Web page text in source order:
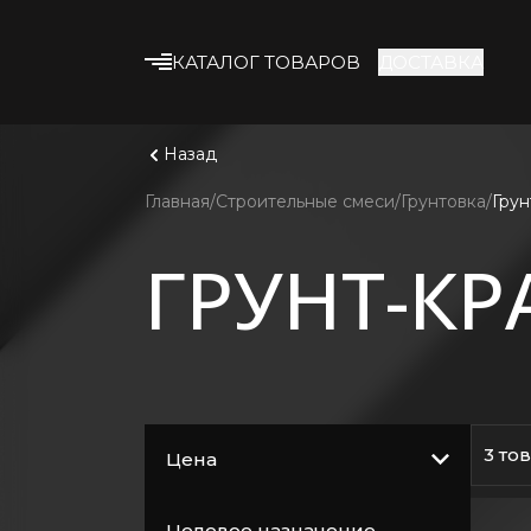
КАТАЛОГ ТОВАРОВ
комплектующие
Утеплитель
Лакокрасочные
Назад
Главная Строительные смеси Грунтовка
ГРУНТ-
Цена 3